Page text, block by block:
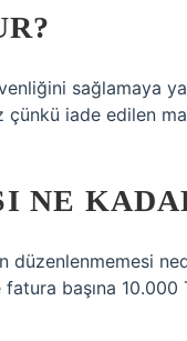
sağlamaya
iade edilen
NE
düzenlenmemesi
başına 10.000